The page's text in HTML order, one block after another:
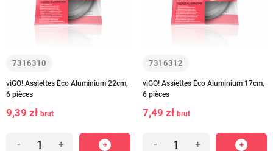
7316310
viGO! Assiettes Eco Aluminium 22cm,
6 pièces
9,39 zł brut
- +
7316312
viGO! Assiettes Eco Aluminium 17cm,
6 pièces
7,49 zł brut
- +